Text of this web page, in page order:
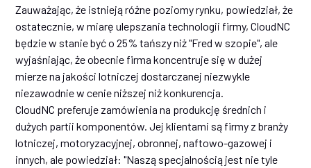
Zauważając, że istnieją różne poziomy rynku, powiedział, że
ostatecznie, w miarę ulepszania technologii firmy, CloudNC
będzie w stanie być o 25% tańszy niż "Fred w szopie", ale
wyjaśniając, że obecnie firma koncentruje się w dużej
mierze na jakości lotniczej dostarczanej niezwykle
niezawodnie w cenie niższej niż konkurencja.
CloudNC preferuje zamówienia na produkcję średnich i
dużych partii komponentów. Jej klientami są firmy z branży
lotniczej, motoryzacyjnej, obronnej, naftowo-gazowej i
innych, ale powiedział: "Naszą specjalnością jest nie tyle